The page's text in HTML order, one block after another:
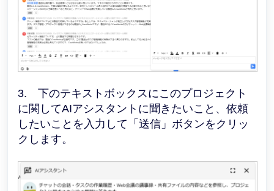
3. 下のテキストボックスにこのプロジェクト
に関してAIアシスタントに聞きたいこと、依頼
したいことを入力して「送信」ボタンをクリッ
クします。